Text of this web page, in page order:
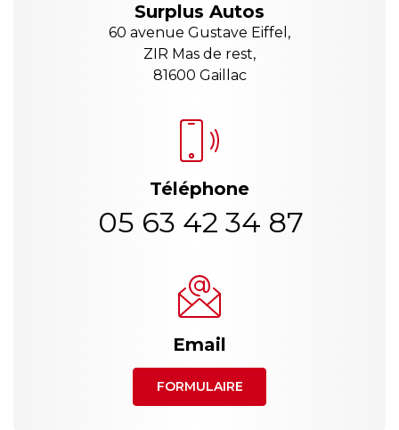
Surplus Autos
60 avenue Gustave Eiffel,
ZIR Mas de rest,
81600 Gaillac
Téléphone
05 63 42 34 87
Email
FORMULAIRE